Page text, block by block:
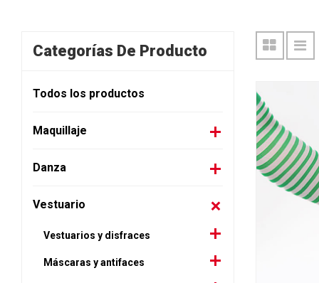
Categorías De Producto
Todos los productos
Maquillaje
Danza
Vestuario
Vestuarios y disfraces
Máscaras y antifaces